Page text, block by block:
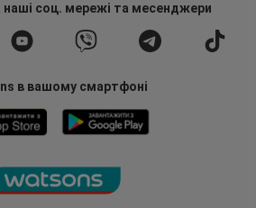
соц. мережі та месенджери
в вашому смартфоні